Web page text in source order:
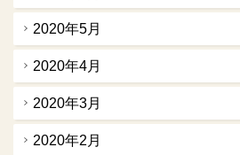
2020年5月
2020年4月
2020年3月
2020年2月